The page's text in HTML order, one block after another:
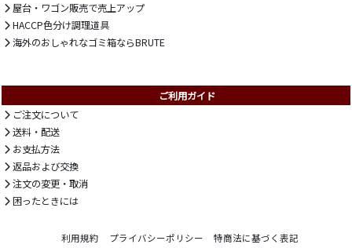
屋台・ワゴン販売で売上アップ
HACCP色分け調理道具
海外のおしゃれなゴミ箱ならBRUTE
ご利用ガイド
ご注文について
送料・配送
お支払方法
返品および交換
注文の変更・取消
困ったときには
利用規約 プライバシーポリシー 特商法に基づく表記